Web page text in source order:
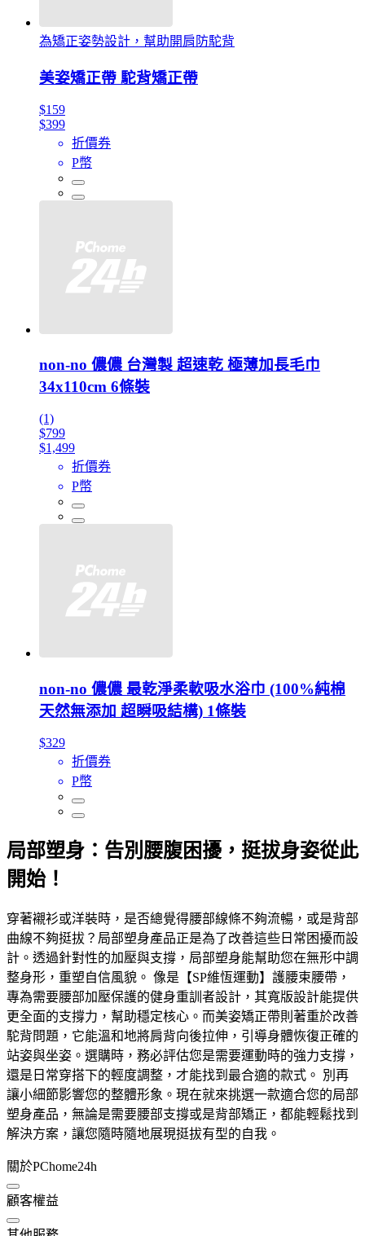
為矯正姿勢設計，幫助開肩防駝背
美姿矯正帶 駝背矯正帶
$159
$399
折價券
P幣
non-no 儂儂 台灣製 超速乾 極薄加長毛巾
34x110cm 6條裝
(1)
$799
$1,499
折價券
P幣
non-no 儂儂 最乾淨柔軟吸水浴巾 (100%純棉
天然無添加 超瞬吸結構) 1條裝
$329
折價券
P幣
局部塑身：告別腰腹困擾，挺拔身姿從此
開始！
穿著襯衫或洋裝時，是否總覺得腰部線條不夠流暢，或是背部
曲線不夠挺拔？局部塑身產品正是為了改善這些日常困擾而設
計。透過針對性的加壓與支撐，局部塑身能幫助您在無形中調
整身形，重塑自信風貌。 像是【SP維恆運動】護腰束腰帶，
專為需要腰部加壓保護的健身重訓者設計，其寬版設計能提供
更全面的支撐力，幫助穩定核心。而美姿矯正帶則著重於改善
駝背問題，它能溫和地將肩背向後拉伸，引導身體恢復正確的
站姿與坐姿。選購時，務必評估您是需要運動時的強力支撐，
還是日常穿搭下的輕度調整，才能找到最合適的款式。 別再
讓小細節影響您的整體形象。現在就來挑選一款適合您的局部
塑身產品，無論是需要腰部支撐或是背部矯正，都能輕鬆找到
解決方案，讓您隨時隨地展現挺拔有型的自我。
關於PChome24h
顧客權益